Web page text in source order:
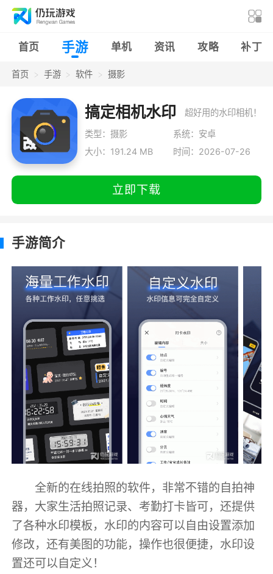
首页 手游 单机 资讯 攻略 补丁
首页 手游 软件 摄影
搞定相机水印 超好用的水印相机！
类型：摄影
系统：安卓
大小：191.24 MB
时间：2026-07-26
立即下载
手游简介
全新的在线拍照的软件，非常不错的自拍神
器，大家生活拍照记录、考勤打卡皆可，还提供
了各种水印模板，水印的内容可以自由设置添加
修改，还有美图的功能，操作也很便捷，水印设
置还可以自定义！